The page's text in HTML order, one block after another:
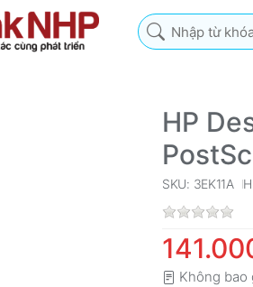
Nhập từ khóa tìm
HP
SKU: 3EK11A
Không bao